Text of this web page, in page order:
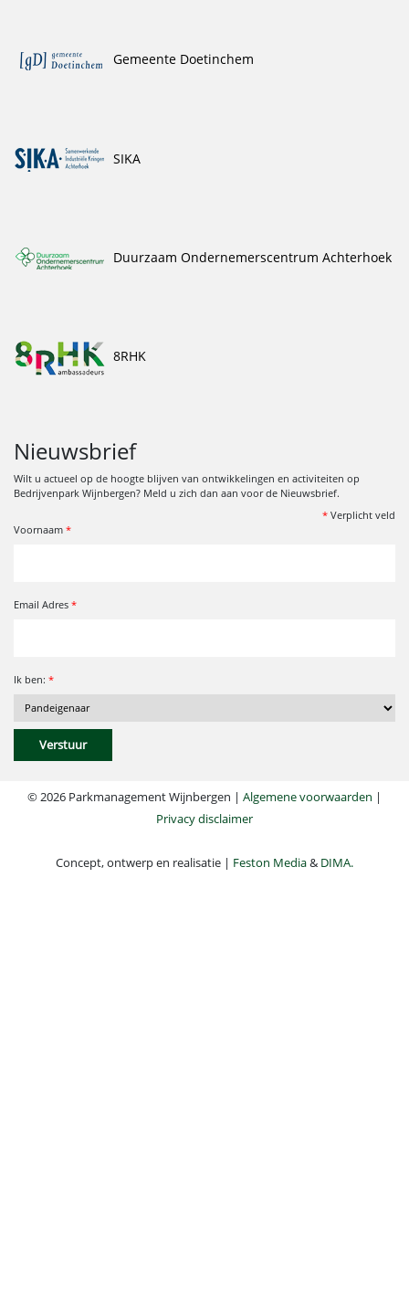
Gemeente Doetinchem
SIKA
Duurzaam Ondernemerscentrum Achterhoek
8RHK
Nieuwsbrief
Wilt u actueel op de hoogte blijven van ontwikkelingen en activiteiten op
Bedrijvenpark Wijnbergen? Meld u zich dan aan voor de Nieuwsbrief.
* Verplicht veld
Voornaam *
Email Adres *
Ik ben: *
© 2026 Parkmanagement Wijnbergen | Algemene voorwaarden |
Privacy disclaimer
Concept, ontwerp en realisatie | Feston Media& DIMA.